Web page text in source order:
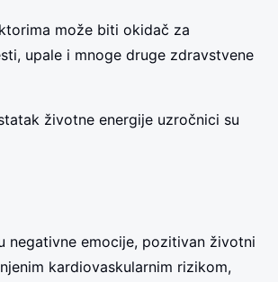
može biti okidač za
upale i mnoge druge zdravstvene
životne energije uzročnici su
negativne emocije, pozitivan životni
kardiovaskularnim rizikom,